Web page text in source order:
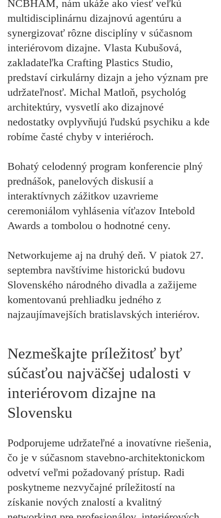
NCBHAM, nám ukáže ako viesť veľkú
multidisciplinárnu dizajnovú agentúru a
synergizovať rôzne disciplíny v súčasnom
interiérovom dizajne. Vlasta Kubušová,
zakladateľka Crafting Plastics Studio,
predstaví cirkulárny dizajn a jeho význam pre
udržateľnosť. Michal Matloň, psychológ
architektúry, vysvetlí ako dizajnové
nedostatky ovplyvňujú ľudskú psychiku a kde
robíme časté chyby v interiéroch.
Bohatý celodenný program konferencie plný
prednášok, panelových diskusií a
interaktívnych zážitkov uzavrieme
ceremoniálom vyhlásenia víťazov Intebold
Awards a tombolou o hodnotné ceny.
Networkujeme aj na druhý deň. V piatok 27.
septembra navštívime historickú budovu
Slovenského národného divadla a zažijeme
komentovanú prehliadku jedného z
najzaujímavejších bratislavských interiérov.
Nezmeškajte príležitosť byť
súčasťou najväčšej udalosti v
interiérovom dizajne na
Slovensku
Podporujeme udržateľné a inovatívne riešenia,
čo je v súčasnom stavebno-architektonickom
odvetví veľmi požadovaný prístup. Radi
poskytneme nezvyčajné príležitostí na
získanie nových znalostí a kvalitný